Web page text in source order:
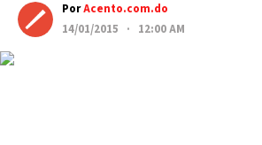
PorAcento.com.do
14/01/2015 · 12:00 AM